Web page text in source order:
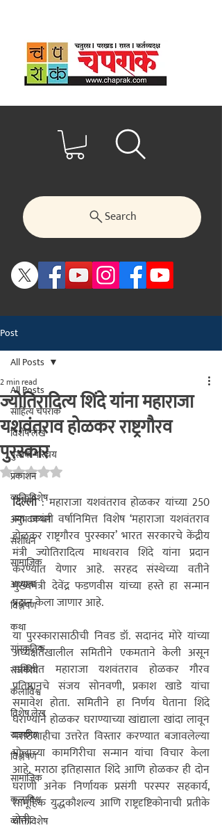
Search
२००२ पासून...
Post
All Posts
साहित्य चपराक
विशेष लेख
पुस्तक परिचय
प्रकाशन
व्यक्तिविशेष
अनुभवकथन
संशोधन
सामाजिक
अध्यात्म
विश्लेषण
कथा
सांस्कृतिक
राजकीय
कलाविश्व
विशेष लेख
राजकीय
विश्लेषण
सामाजिक
कलाविश्व
व्यक्तिविशेष
All Posts
ज्योतिरादित्य शिंदे यांना महाराजा
यशवंतराव होळकर राष्ट्रगौरव
पुरस्कार
2 min read
Rated NaN out of 5 stars.
दिल्ली : महाराजा यशवंतराव होळकर यांच्या 250
व्या जयंती वर्षानिमित्त विशेष ‌‘महाराजा यशवंतराव
होळकर राष्ट्रगौरव पुरस्कार‌’ भारत सरकारचे केंद्रीय
मंत्री ज्योतिरादित्य माधवराव शिंदे यांना प्रदान
करण्यात येणार आहे. सरहद संस्थेच्या वतीने
मुख्यमंत्री देवेंद्र फडणवीस यांच्या हस्ते हा सन्मान
प्रदान केला जाणार आहे.
या पुरस्कारासाठीची निवड डॉ. सदानंद मोरे यांच्या
अध्यक्षतेखालील समितीने एकमताने केली असून
समितीत महाराजा यशवंतराव होळकर गौरव
प्रतिष्ठानचे संजय सोनवणी, प्रकाश खाडे यांचा
समावेश होता. समितीने हा निर्णय घेताना शिंदे
घराण्याने होळकर घराण्याच्या खांद्याला खांदा लावून
मराठेशाहीचा उत्तरेत विस्तार करण्यात बजावलेल्या
मोलाच्या कामगिरीचा सन्मान यांचा विचार केला
आहे. मराठा इतिहासात शिंदे आणि होळकर ही दोन
घराणी अनेक निर्णायक प्रसंगी परस्पर सहकार्य,
सामूहिक युद्धकौशल्य आणि राष्ट्रदृष्टिकोनाची प्रतीके
होती.